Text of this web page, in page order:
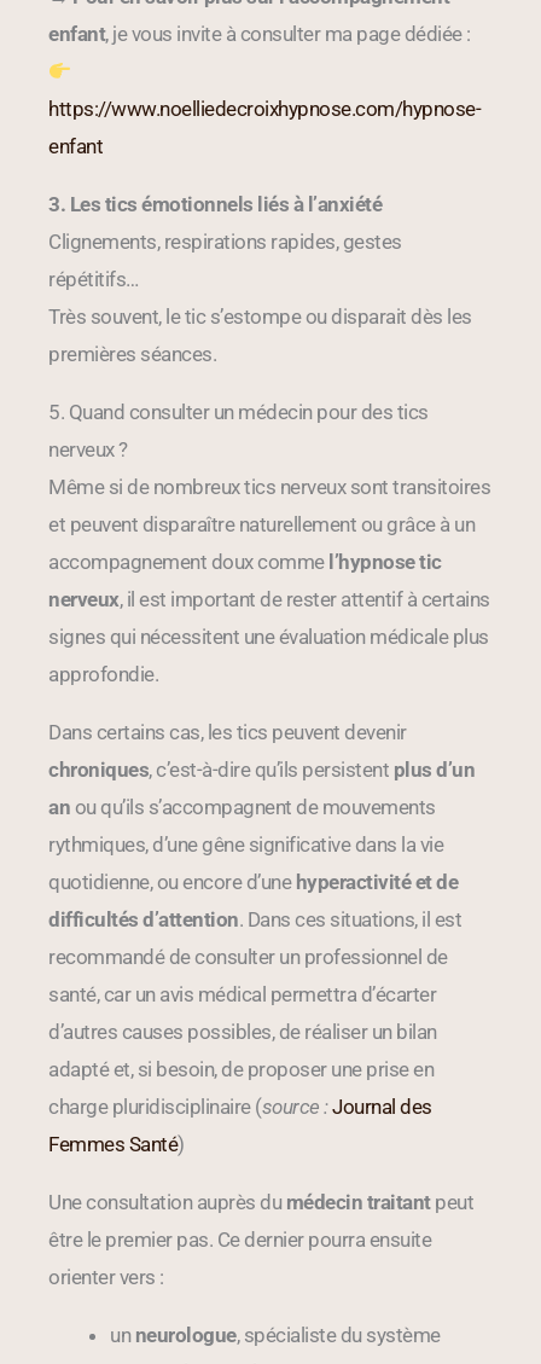
enfant, je vous invite à consulter ma page dédiée :
https://www.noelliedecroixhypnose.com/hypnose-
enfant
3. Les tics émotionnels liés à l’anxiété
Clignements, respirations rapides, gestes
répétitifs…
Très souvent, le tic s’estompe ou disparait dès les
premières séances.
5. Quand consulter un médecin pour des tics
nerveux ?
Même si de nombreux tics nerveux sont transitoires
et peuvent disparaître naturellement ou grâce à un
accompagnement doux comme l’hypnose tic
nerveux, il est important de rester attentif à certains
signes qui nécessitent une évaluation médicale plus
approfondie.
Dans certains cas, les tics peuvent devenir
chroniques, c’est-à-dire qu’ils persistent plus d’un
an ou qu’ils s’accompagnent de mouvements
rythmiques, d’une gêne significative dans la vie
quotidienne, ou encore d’une hyperactivité et de
difficultés d’attention. Dans ces situations, il est
recommandé de consulter un professionnel de
santé, car un avis médical permettra d’écarter
d’autres causes possibles, de réaliser un bilan
adapté et, si besoin, de proposer une prise en
charge pluridisciplinaire (source :Journal des
Femmes Santé)
Une consultation auprès du médecin traitantpeut
être le premier pas. Ce dernier pourra ensuite
orienter vers :
un neurologue, spécialiste du système